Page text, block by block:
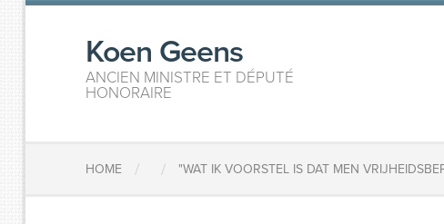
Koen Geens
ANCIEN MINISTRE ET DÉPUTÉ
HONORAIRE
HOME / / "WAT IK VOORSTEL IS DAT MEN